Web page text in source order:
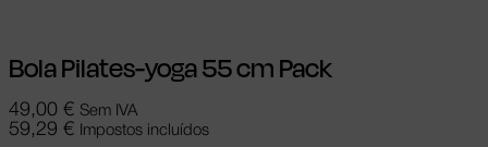
Bola Pilates-yoga 55 cm Pack
49,00 € Sem IVA
59,29 € Impostos incluídos